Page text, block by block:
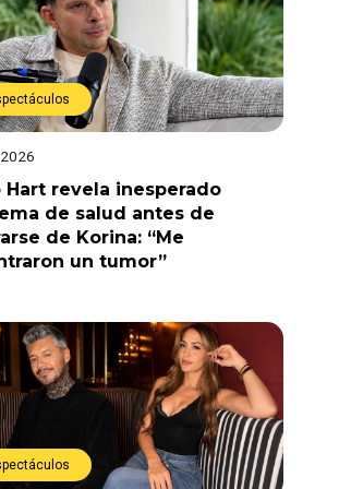
Hart revela inesperado
de salud antes de
de Korina: “Me
un tumor”